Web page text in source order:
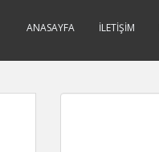
ANASAYFA İLETIŞIM